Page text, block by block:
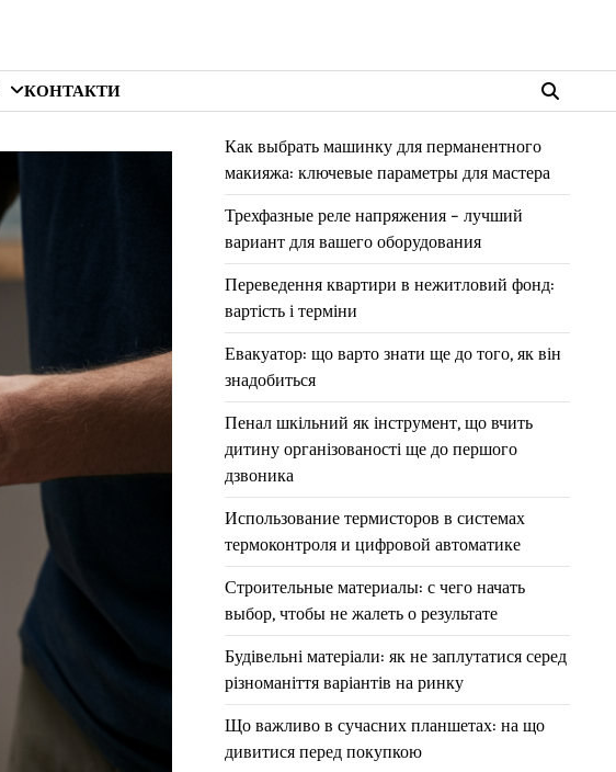
КОНТАКТИ
Как выбрать машинку для перманентного
макияжа: ключевые параметры для мастера
Трехфазные реле напряжения – лучший
вариант для вашего оборудования
Переведення квартири в нежитловий фонд:
вартість і терміни
Евакуатор: що варто знати ще до того, як він
знадобиться
Пенал шкільний як інструмент, що вчить
дитину організованості ще до першого
дзвоника
Использование термисторов в системах
термоконтроля и цифровой автоматике
Строительные материалы: с чего начать
выбор, чтобы не жалеть о результате
Будівельні матеріали: як не заплутатися серед
різноманіття варіантів на ринку
Що важливо в сучасних планшетах: на що
дивитися перед покупкою